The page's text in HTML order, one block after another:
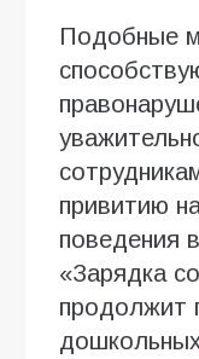
Подобные
привитию
поведения
«Зарядка
продолжит